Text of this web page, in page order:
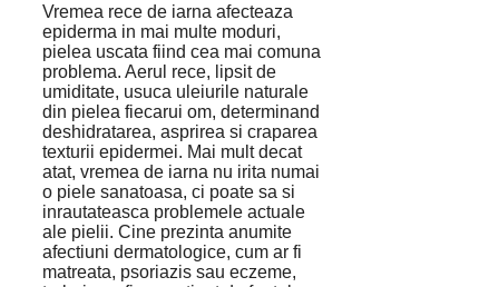
Vremea rece de iarna afecteaza
epiderma in mai multe moduri,
pielea uscata fiind cea mai comuna
problema. Aerul rece, lipsit de
umiditate, usuca uleiurile naturale
din pielea fiecarui om, determinand
deshidratarea, asprirea si craparea
texturii epidermei. Mai mult decat
atat, vremea de iarna nu irita numai
o piele sanatoasa, ci poate sa si
inrautateasca problemele actuale
ale pielii. Cine prezinta anumite
afectiuni dermatologice, cum ar fi
matreata, psoriazis sau eczeme,